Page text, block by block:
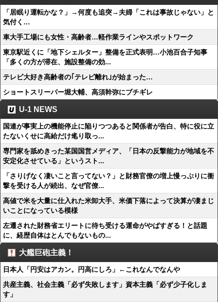
「居眠り運転かな？」→何度も追突→夫婦「これは事故じゃない」と
気付く…
車大手工場にも女性・高齢者…軽作業ラインやスポットワーク
東京駅近くに「地下シェルター」整備を正式表明…小池百合子知事
「多くの方が滞在、施設整備の効...
テレビ大好き高齢者の｢テレビ離れ｣が始まった…
ショートスリーパー堀大輔、高須幹弥にブチギレ
U-1 NEWS
国連が事実上の機能停止に陥りつつあると関係者が告白、特に役に立
たないくせに高給だけ毟り取っ...
専門家を舐めきった某国国営メディア、「日本の反撃能力が地域を不
安定化させている」というスト...
「さりげなく凄いこと言ってない？」と財務官僚の増上慢っぷりに衝
撃を受ける人が続出、なぜ官僚...
高値で米を大量に仕入れた米卸大手、米価下落によって決算が凄まじ
いことになっている模様
左遷された財務省エリートに待ち受ける運命がやばすぎる！と話題
に、経歴自体はとんでもないもの...
大艦巨砲主義！
日本人「円安はアカン。円高にしろ」←これなんでなんや
共産主義、社会主義「必ず失敗します」資本主義「必ず少子化しま
す」